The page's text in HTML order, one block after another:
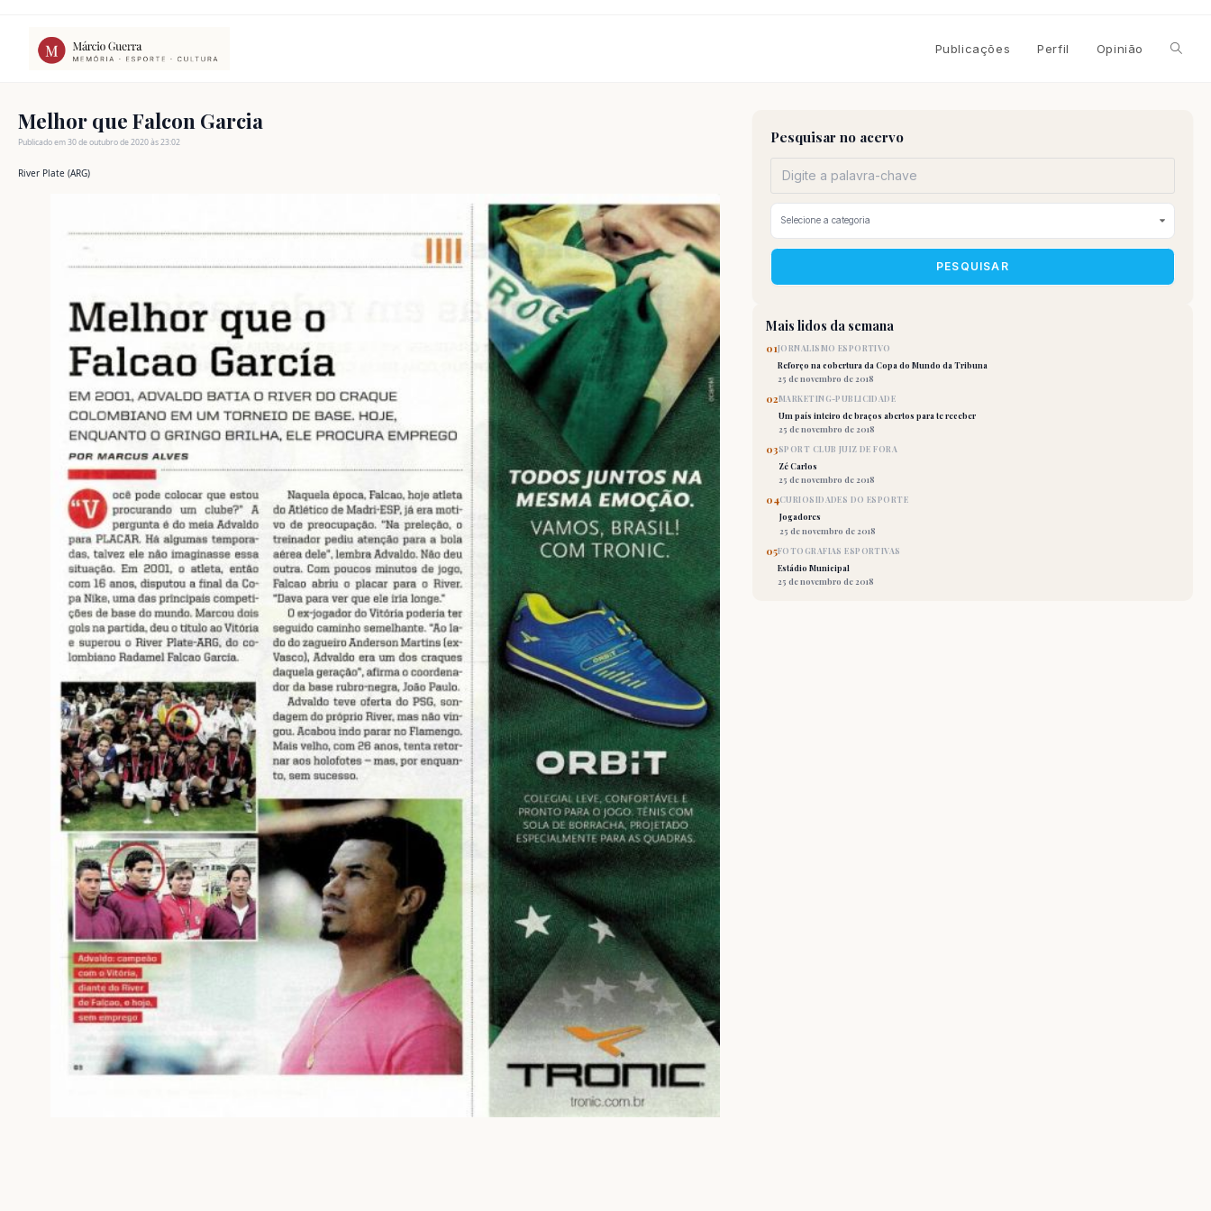
conteúdo
Publicações Perfil Opinião
site
Melhor que Falcon Garcia
Publicado em 30 de outubro de 2020 às 23:02
River Plate (ARG)
Pesquisar no acervo
PESQUISAR
Mais lidos da semana
01JORNALISMO ESPORTIVO
Reforço na cobertura da Copa do Mundo da Tribuna
25 de novembro de 2018
02MARKETING-PUBLICIDADE
Um país inteiro de braços abertos para te receber
25 de novembro de 2018
03SPORT CLUB JUIZ DE FORA
Zé Carlos
25 de novembro de 2018
04CURIOSIDADES DO ESPORTE
Jogadores
25 de novembro de 2018
05FOTOGRAFIAS ESPORTIVAS
Estádio Municipal
25 de novembro de 2018